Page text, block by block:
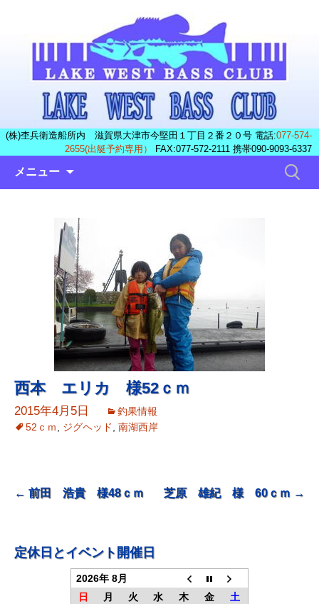
(株)杢兵衛造船所内 滋賀県大津市今堅田１丁目２番２０号 電話:077-574-
2655(出艇予約専用）
FAX:077-572-2111 携帯090-9093-6337
メニュー
ツ
へ
ス
キ
ッ
プ
検
索:
西本 エリカ 様52ｃｍ
2015年4月5日
釣果情報
52ｃｍ
ジグヘッド 南湖西岸
ビ
← 前田 浩貴 様48ｃｍ 芝原 雄紀 様 60ｃｍ →
定休日とイベント開催日
2026年 8月
日
月 火 水 木 金
土